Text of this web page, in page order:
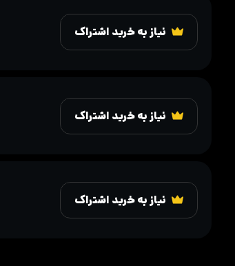
نیاز به خرید اشتراک
نیاز به خرید اشتراک
نیاز به خرید اشتراک